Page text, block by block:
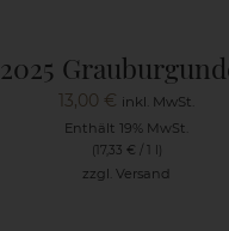
2025
13,00 € inkl. MwSt.
Enthält 19% MwSt.
(17,33 € / 1 l)
zzgl. Versand